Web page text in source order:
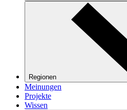
Regionen
Meinungen
Projekte
Wissen